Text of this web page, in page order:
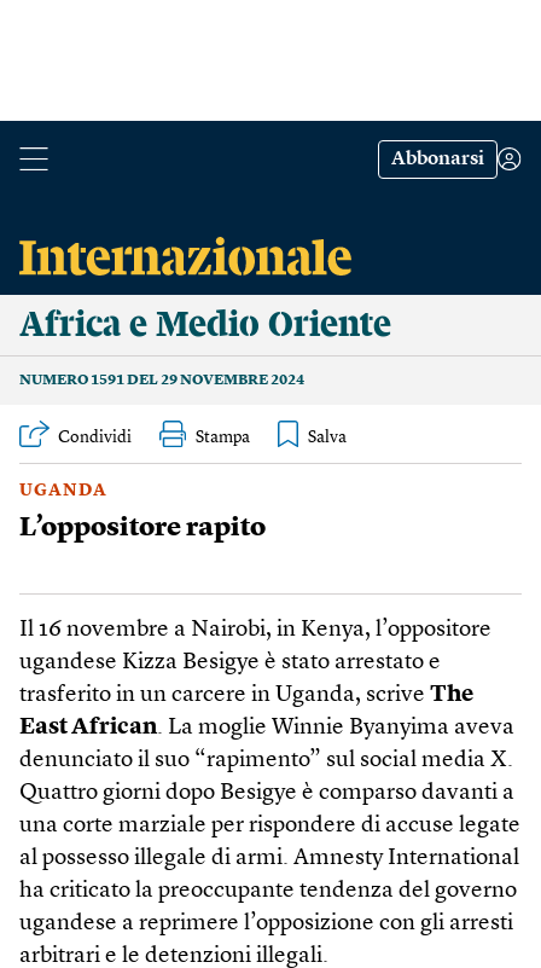
Abbonarsi
Africa e Medio Oriente
NUMERO 1591 DEL 29 NOVEMBRE 2024
Condividi Stampa
UGANDA
L’oppositore rapito
Il 16 novembre a Nairobi, in Kenya, l’oppositore
ugandese Kizza Besigye è stato arrestato e
trasferito in un carcere in Uganda, scrive The
East African. La moglie Winnie Byanyima aveva
denunciato il suo “rapimento” sul social media X.
Quattro giorni dopo Besigye è comparso davanti a
una corte marziale per rispondere di accuse legate
al possesso illegale di armi. Amnesty International
ha criticato la preoccupante tendenza del governo
ugandese a reprimere l’opposizione con gli arresti
arbitrari e le detenzioni illegali.